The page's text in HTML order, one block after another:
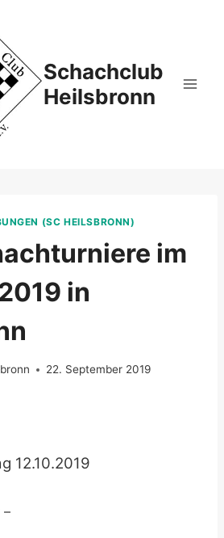
Schachclub
Heilsbronn
(SC HEILSBRONN)
im
in
22. September 2019
12.10.2019
–